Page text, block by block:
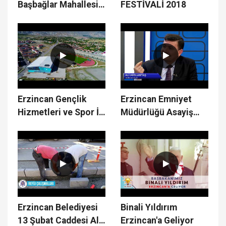
Başbağlar Mahallesi
FESTİVALİ 2018
Erzincan Gençlik
Hizmetleri ve Spor İl
Spor Salonu
Erzincan Emniyet
Müdürlüğü Asayiş
Türkiye 1.si
Erzincan Belediyesi
13 Şubat Caddesi Alt
Binali Yıldırım
Erzincan'a Geliyor